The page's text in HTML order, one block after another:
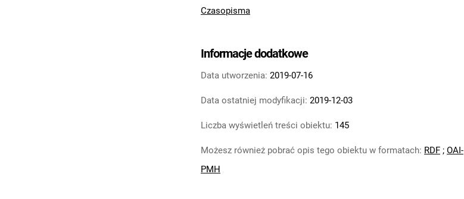
Czasopisma
Informacje dodatkowe
Data utworzenia: 2019-07-16
Data ostatniej modyfikacji: 2019-12-03
Liczba wyświetleń treści obiektu: 145
Możesz również pobrać opis tego obiektu w formatach: RDF ; OAI-
PMH